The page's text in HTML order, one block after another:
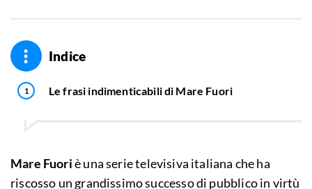
Indice
Le frasi indimenticabili di Mare Fuori
Mare Fuoriè una serie televisiva italiana che ha
riscosso un grandissimo successo di pubblico in virtù